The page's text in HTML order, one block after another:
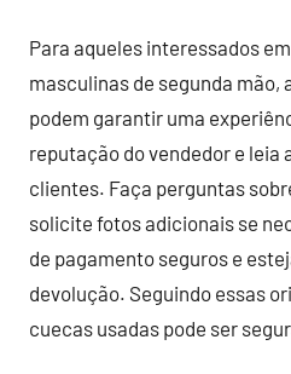
Para aqueles interessados
masculinas de segunda mão,
podem garantir uma
reputação do vendedor e leia
clientes. Faça perguntas
solicite fotos adicionais se
de pagamento seguros e
devolução. Seguindo essas
cuecas usadas pode ser